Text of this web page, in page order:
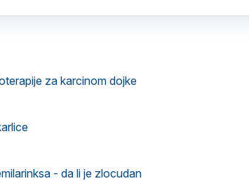
za karcinom dojke
- da li je zlocudan